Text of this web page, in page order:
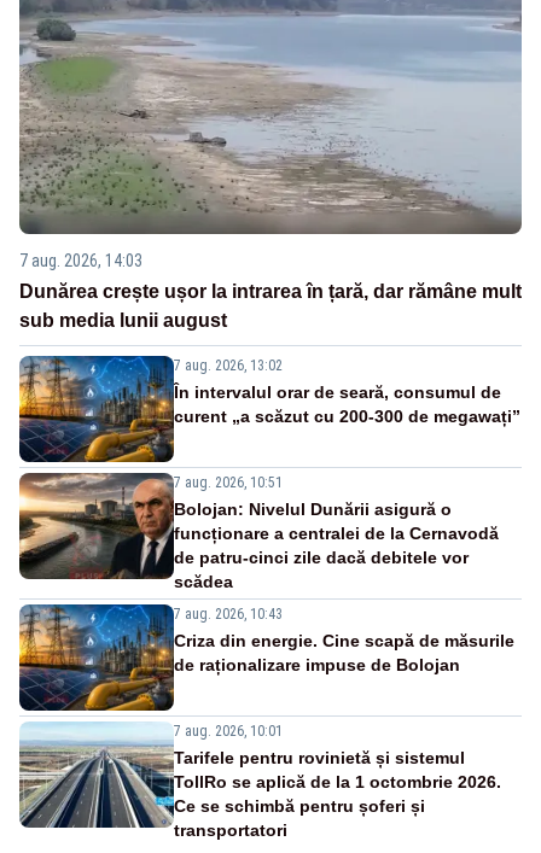
7 aug. 2026, 14:03
Dunărea crește ușor la intrarea în țară, dar rămâne mult
sub media lunii august
7 aug. 2026, 13:02
În intervalul orar de seară, consumul de
curent „a scăzut cu 200-300 de megawați”
7 aug. 2026, 10:51
Bolojan: Nivelul Dunării asigură o
funcționare a centralei de la Cernavodă
de patru-cinci zile dacă debitele vor
scădea
7 aug. 2026, 10:43
Criza din energie. Cine scapă de măsurile
de raționalizare impuse de Bolojan
7 aug. 2026, 10:01
Tarifele pentru rovinietă și sistemul
TollRo se aplică de la 1 octombrie 2026.
Ce se schimbă pentru șoferi și
transportatori